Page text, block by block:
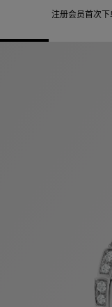
注册会员首次